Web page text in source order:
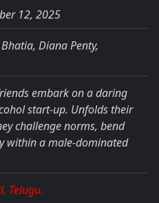
12, 2025
Diana Penty,
embark on a daring
start-up. Unfolds their
challenge norms, bend
within a male-dominated
Telugu.